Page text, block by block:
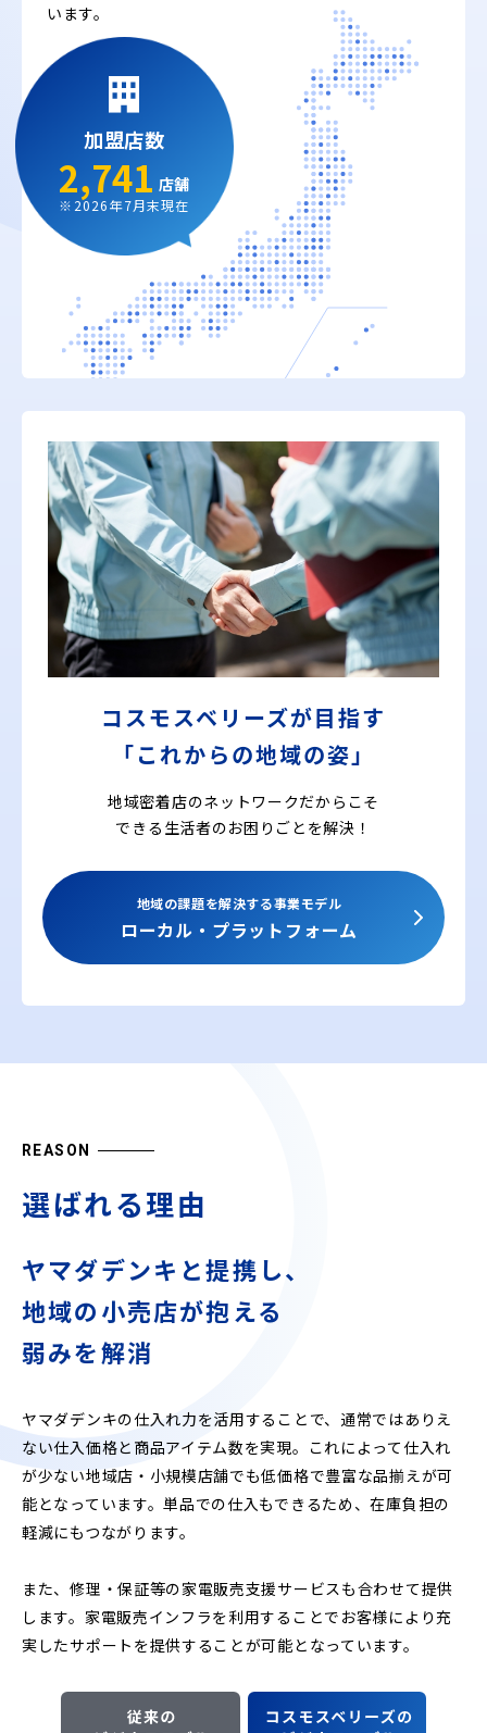
います。
加盟店数
2,741 店舗
※2026年7月末現在
コスモスベリーズが目指す
「これからの地域の姿」
地域密着店のネットワークだからこそ
できる 生活者のお困りごとを解決！
地域の課題を解決する事業モデル
ローカル・プラットフォーム
REASON
選ばれる理由
ヤマダデンキと提携し、
地域の小売店が抱える
弱みを解消
ヤマダデンキの仕入れ力を活用することで、通常ではありえ
ない仕入価格と商品アイテム数を実現。これによって仕入れ
が少ない地域店・小規模店舗でも低価格で豊富な品揃えが可
能となっています。単品での仕入もできるため、在庫負担の
軽減にもつながります。
また、修理・保証等の家電販売支援サービスも合わせて提供
します。家電販売インフラを利用することでお客様により充
実したサポートを提供することが可能となっています。